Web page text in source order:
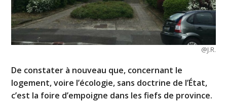
@J.R.
De constater à nouveau que, concernant le
logement, voire l’écologie, sans doctrine de l’État,
c’est la foire d’empoigne dans les fiefs de province.